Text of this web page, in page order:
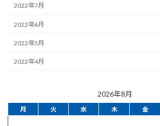
2022年7月
2022年6月
2022年5月
2022年4月
2026年8月
月 火 水 木 金